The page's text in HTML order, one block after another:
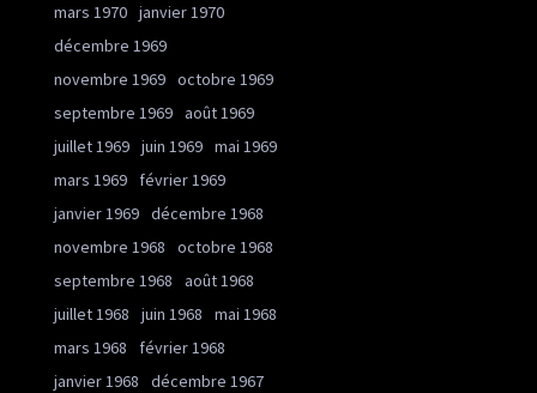
mars 1970 janvier 1970
décembre 1969
novembre 1969 octobre 1969
septembre 1969 août 1969
juillet 1969 juin 1969 mai 1969
mars 1969
février 1969
janvier 1969 décembre 1968
novembre 1968
octobre 1968
septembre 1968
août 1968
juillet 1968
juin 1968
mai 1968
mars 1968
février 1968
janvier 1968
décembre 1967